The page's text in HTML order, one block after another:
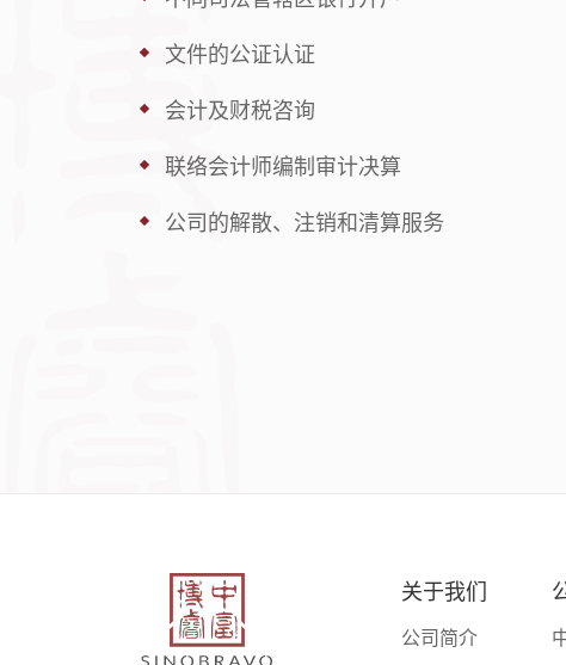
文件的公证认证
会计及财税咨询
联络会计师编制审计决算
公司的解散、注销和清算服务
关于我们
公司简介